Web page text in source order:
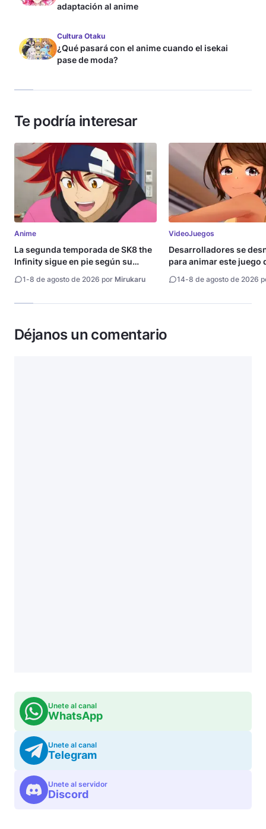
adaptación al anime
Cultura Otaku
¿Qué pasará con el anime cuando el isekai
pase de moda?
Te podría interesar
Anime
La segunda temporada de SK8 the
Infinity sigue en pie según su
1-8 de agosto de 2026 por Mirukaru
VideoJuegos
Desarrolladores se
para animar este juego
14-8 de agosto de 2026
Déjanos un comentario
Unete al canal
WhatsApp
Unete al canal
Telegram
Unete al servidor
Discord